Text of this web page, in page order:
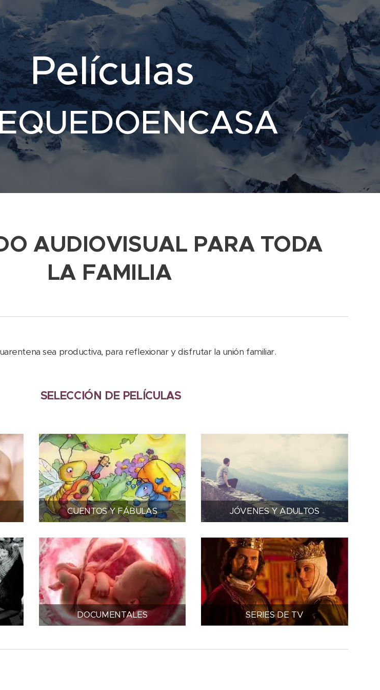
Películas
AUDIOVISUAL PARA TODA
LA FAMILIA
sea productiva, para reflexionar y disfrutar la unión familiar.
SELECCIÓN DE PELÍCULAS
CUENTOS Y FÁBULAS JÓVENES Y ADULTOS
DOCUMENTALES SERIES DE TV